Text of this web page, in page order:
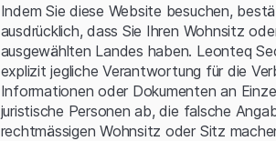
Serverfehler.
Indem Sie diese Website besuchen,
ausdrücklich, dass Sie Ihren Wohnsitz
ausgewählten Landes haben. Leonteq
explizit jegliche Verantwortung für die
Informationen oder Dokumenten an
juristische Personen ab, die falsche
rechtmässigen Wohnsitz oder Sitz